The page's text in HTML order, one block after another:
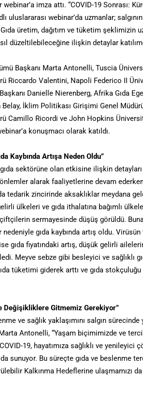
webinar’a imza attı. “COVID-19 Sonrası:
uluslararası webinar’da uzmanlar;
üretim, dağıtım ve tüketim şeklimizin
düzeltilebileceğine ilişkin detaylar
Başkanı Marta Antonelli, Tuscia
Riccardo Valentini, Napoli Federico II
Danielle Nierenberg, Afrika Gıda
İklim Politikası Girişimi Genel
Camillo Ricordi ve John Hopkins
konuşmacı olarak katıldı.
Kaybında Artışa Neden Oldu”
gıda sektörüne olan etkisine ilişkin
alarak faaliyetlerine devam
tedarik zincirinde aksaklıklar meydana
ülkeleri ve gıda ithalatına bağımlı
sermayesinde düşüş görüldü.
gıda kaybında artış oldu.
gıda fiyatındaki artış, düşük gelirli
Meyve sebze gibi besleyici ve sağlıklı
tüketimi giderek arttı ve gıda
Değişikliklere Gitmemiz Gerekiyor”
ve sağlık yaklaşımını salgın
Antonelli, “Yaşam biçimimizde ve
19, hayatımıza sağlıklı ve yenileyici
sunuyor. Bu süreçte gıda ve beslenme
Kalkınma Hedeflerine ulaşmamızı da